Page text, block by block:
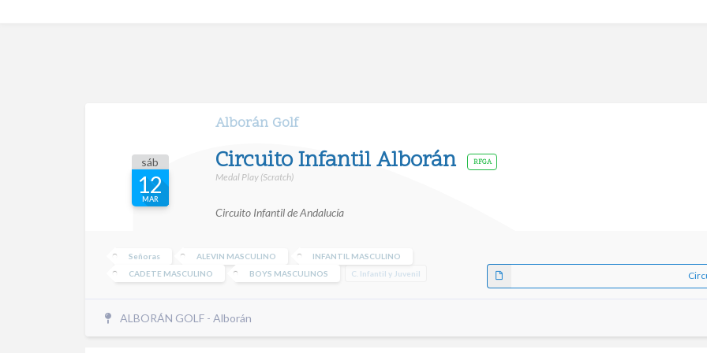
Alborán Golf
sáb
12
MAR
Circuito Infantil Alborán RFGA
Medal Play (Scratch)
Circuito Infantil de Andalucía
Señoras ALEVIN MASCULINO
INFANTIL MASCULINO
CADETE MASCULINO
BOYS MASCULINOS C. Infantil y Juvenil
ALBORÁN GOLF - Alborán